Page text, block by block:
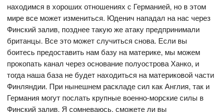
находимся в хороших отношениях с Германией, но в этом
мире все может измениться. Юденич нападал на нас через
Финский залив, позднее такую же атаку предпринимали
британцы. Все это может случиться снова. Если вы
боитесь предоставить нам базу на материке, мы можем
прокопать канал через основание полуострова Ханко, и
тогда наша база не будет находиться на материковой части
Финляндии. При нынешнем раскладе сил как Англия, так и
Германия могут послать крупные военно-морские силы в
Финский залив. Я сомневаюсь, сможете ли вы